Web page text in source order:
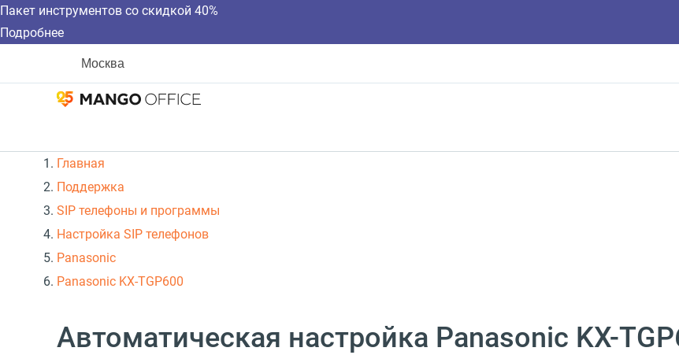
Пакет инструментов со скидкой 40%
Подробнее
Москва
Главная
Поддержка
SIP телефоны и программы
Настройка SIP телефонов
Panasonic
Panasonic KX-TGP600
Автоматическая настройка Panasonic KX-